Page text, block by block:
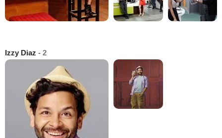
Izzy Diaz - 2